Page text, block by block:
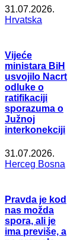
31.07.2026.
Hrvatska
Vijeće
ministara BiH
usvojilo Nacrt
odluke o
ratifikaciji
sporazuma o
Južnoj
interkonekciji
31.07.2026.
Herceg Bosna
Pravda je kod
nas možda
spora, ali je
ima previše, a